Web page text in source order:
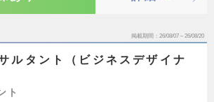
掲載期間 26/08/07～26/08/20
ルタント（ビジネスデザイナ
ト